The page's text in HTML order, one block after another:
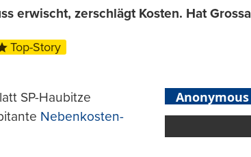
erwischt, zerschlägt Kosten. Hat
Top-Story
SP-Haubitze
Nebenkosten-
Anonymous